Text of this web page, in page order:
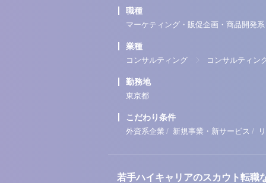
職種
マーケティング・販促企画・商品開発系
業種
コンサルティング コンサルティン
勤務地
東京都
こだわり条件
外資系企業 / 新規事業・新サービス /
若手ハイキャリアのスカウト転職